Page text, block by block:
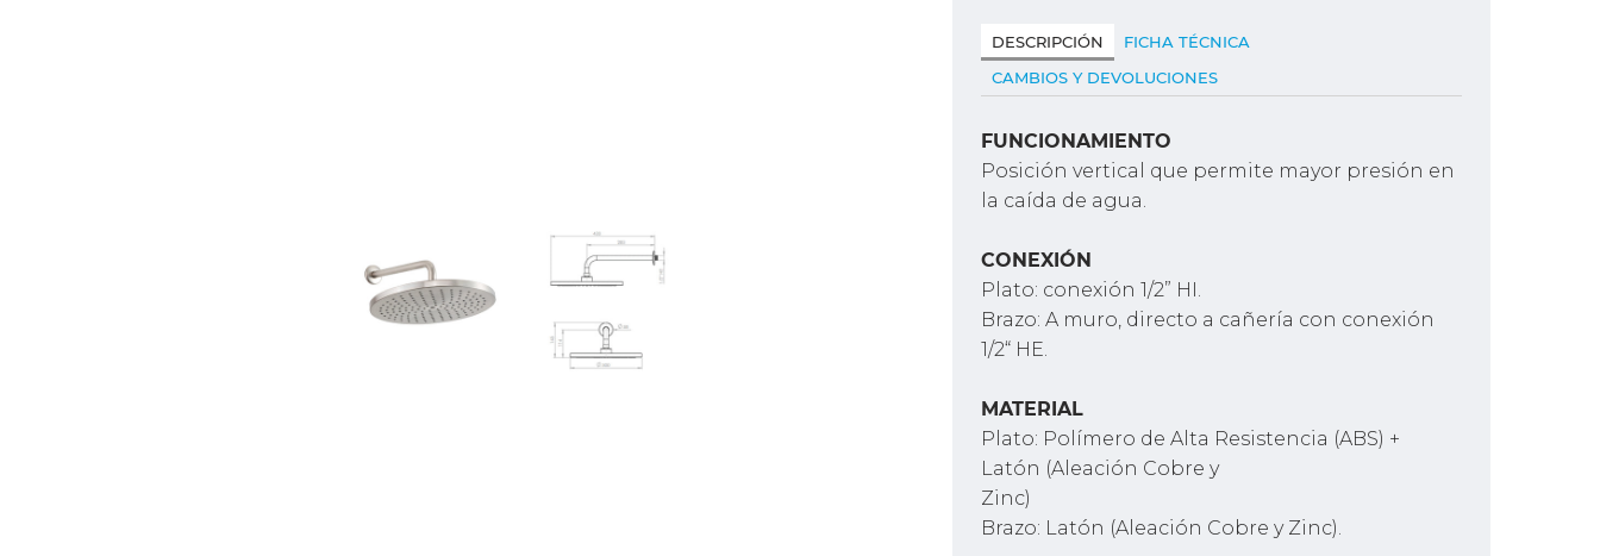
DESCRIPCIÓN
FICHA TÉCNICA
CAMBIOS Y DEVOLUCIONES
FUNCIONAMIENTO
Posición vertical que permite mayor presión en
la caída de agua.
CONEXIÓN
Plato: conexión 1/2” HI.
Brazo: A muro, directo a cañería con conexión
1/2“ HE.
MATERIAL
Plato: Polímero de Alta Resistencia (ABS) +
Latón (Aleación Cobre y
Zinc)
Brazo: Latón (Aleación Cobre y Zinc).